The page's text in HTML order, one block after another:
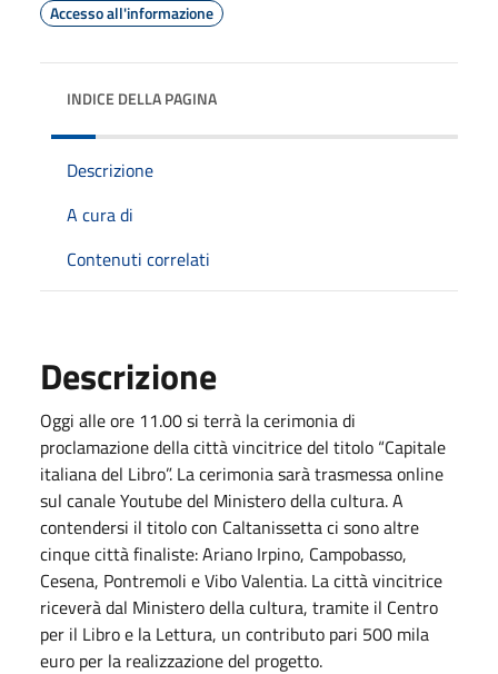
Accesso all'informazione
INDICE DELLA PAGINA
Descrizione
A cura di
Contenuti correlati
Descrizione
Oggi alle ore 11.00 si terrà la cerimonia di
proclamazione della città vincitrice del titolo “Capitale
italiana del Libro”. La cerimonia sarà trasmessa online
sul canale Youtube del Ministero della cultura. A
contendersi il titolo con Caltanissetta ci sono altre
cinque città finaliste: Ariano Irpino, Campobasso,
Cesena, Pontremoli e Vibo Valentia. La città vincitrice
riceverà dal Ministero della cultura, tramite il Centro
per il Libro e la Lettura, un contributo pari 500 mila
euro per la realizzazione del progetto.